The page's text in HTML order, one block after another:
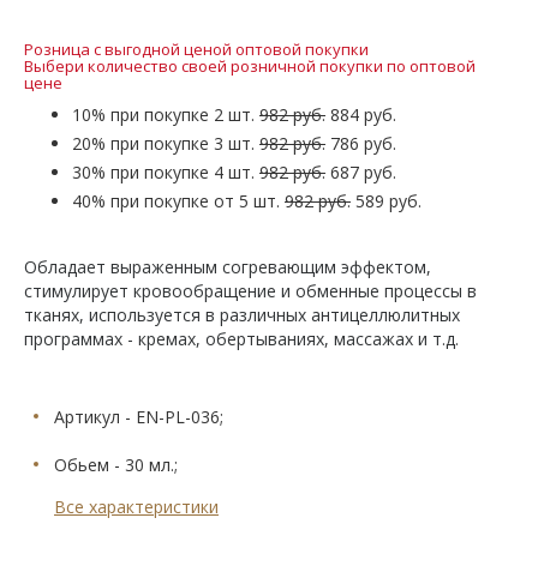
Розница с выгодной ценой оптовой покупки
Выбери количество своей розничной покупки по оптовой
цене
10% при покупке 2 шт. 982 руб. 884 руб.
20% при покупке 3 шт. 982 руб. 786 руб.
30% при покупке 4 шт. 982 руб. 687 руб.
40% при покупке от 5 шт. 982 руб. 589 руб.
Обладает выраженным согревающим эффектом,
стимулирует кровообращение и обменные процессы в
тканях, используется в различных антицеллюлитных
программах - кремах, обертываниях, массажах и т.д.
Артикул - EN-PL-036;
Обьем - 30 мл.;
Все характеристики